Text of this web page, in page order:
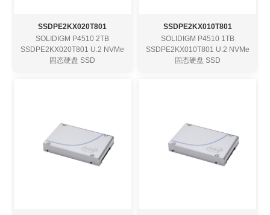
SSDPE2KX020T801
SOLIDIGM P4510 2TB
SSDPE2KX020T801 U.2 NVMe
固态硬盘 SSD
SSDPE2KX010T801
SOLIDIGM P4510 1TB
SSDPE2KX010T801 U.2 NVMe
固态硬盘 SSD